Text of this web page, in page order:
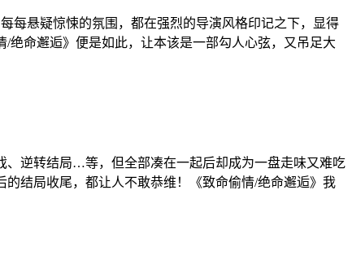
每悬疑惊悚的氛围，都在强烈的导演风格印记之下，显得
绝命邂逅》便是如此，让本该是一部勾人心弦，又吊足大
、逆转结局…等，但全部凑在一起后却成为一盘走味又难吃
结局收尾，都让人不敢恭维！《致命偷情/绝命邂逅》我